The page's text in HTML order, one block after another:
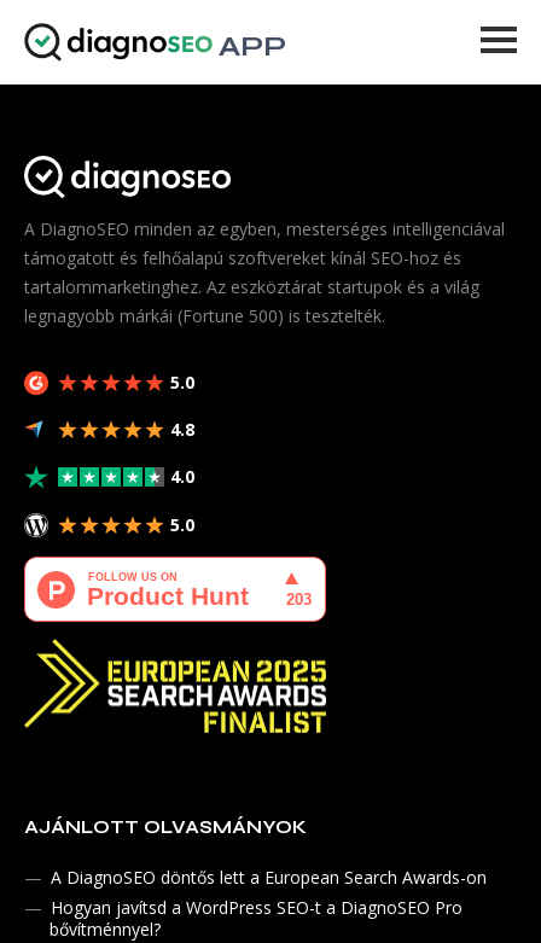
APP
Árazás
Továbbiak
Bejelentkezés
A DiagnoSEO minden az egyben, mesterséges intelligenciával
támogatott és felhőalapú szoftvereket kínál SEO-hoz és
tartalommarketinghez. Az eszköztárat startupok és a világ
legnagyobb márkái (Fortune 500) is tesztelték.
5.0
4.8
4.0
5.0
AJÁNLOTT OLVASMÁNYOK
A DiagnoSEO döntős lett a European Search Awards-on
Hogyan javítsd a WordPress SEO-t a DiagnoSEO Pro
bővítménnyel?